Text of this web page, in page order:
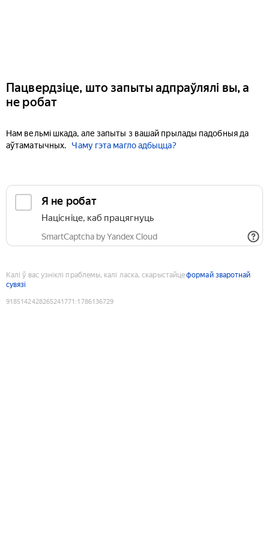
Пацвердзіце, што запыты адпраўлялі вы, а
не робат
Нам вельмі шкада, але запыты з вашай прылады падобныя да
аўтаматычных.
Чаму гэта магло адбыцца?
Я не робат
Націсніце, каб працягнуць
SmartCaptcha by Yandex Cloud
Калі ў вас узніклі праблемы, калі ласка, скарыстайцеформай зваротнай
сувязі
9185142428265241771 :1786136729